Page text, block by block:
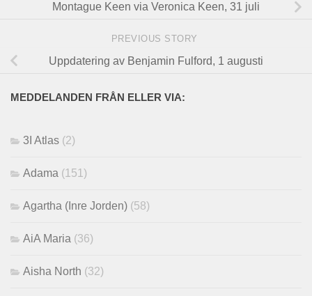
Montague Keen via Veronica Keen, 31 juli
PREVIOUS STORY
Uppdatering av Benjamin Fulford, 1 augusti
MEDDELANDEN FRÅN ELLER VIA:
3I Atlas (2)
Adama (151)
Agartha (Inre Jorden) (58)
AiA Maria (36)
Aisha North (32)